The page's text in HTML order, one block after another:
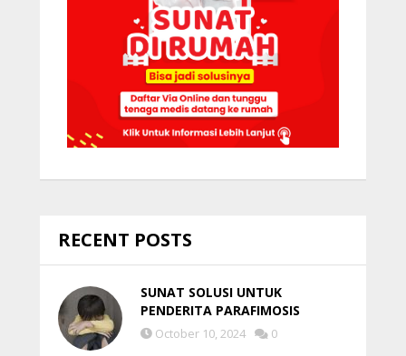
RECENT POSTS
SUNAT SOLUSI UNTUK
PENDERITA PARAFIMOSIS
October 10, 2024 0